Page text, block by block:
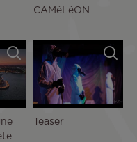
CAMéLéON
Teaser